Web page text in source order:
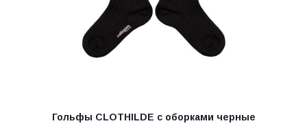
Гольфы CLOTHILDE с оборками черные